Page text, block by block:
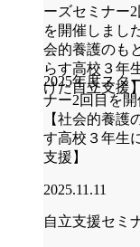
2025年度スタ
ナー2回目を
【社会的養護
す高校３年生
支援】
2025.11.11
自立支援セミ